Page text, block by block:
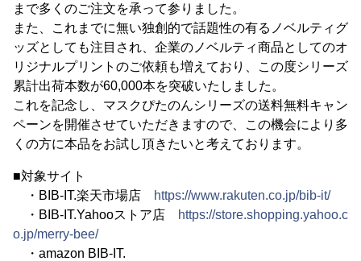
まで多くのご注文を承って参りました。
また、これまでに無い独創的で話題性の有るノベルティグ
ッズとしても注目され、企業のノベルティ商品としてのオ
リジナルプリントのご依頼も増えており、この度シリーズ
累計出荷本数が60,000本を突破いたしました。
これを記念し、マスクぴたのんシリーズの送料無料キャン
ペーンを開催させていただきますので、この機会により多
くの方に本品をお試し頂きたいと考えております。
■対象サイト
・BIB-IT.楽天市場店
https://www.rakuten.co.jp/bib-it/
・BIB-IT.Yahooストア店
https://store.shopping.yahoo.c
o.jp/merry-bee/
・amazon BIB-IT.